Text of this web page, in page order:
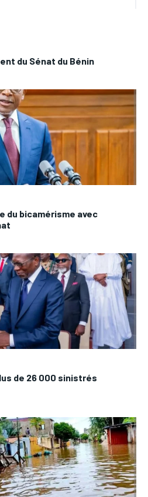
du Sénat du Bénin
du bicamérisme avec
de 26 000 sinistrés